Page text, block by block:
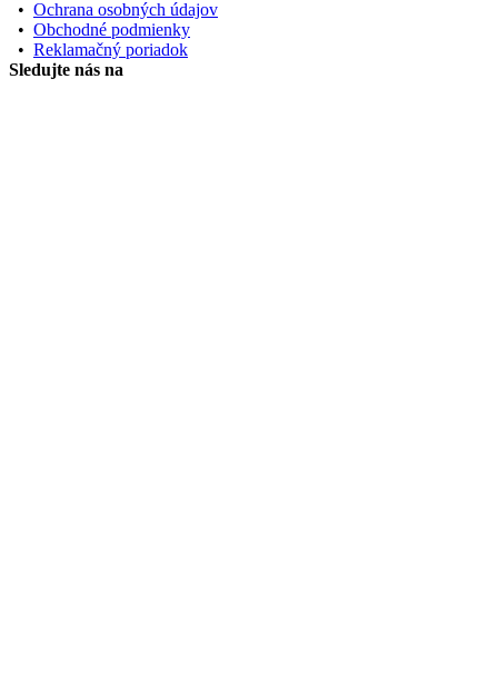
• Ochrana osobných údajov
• Obchodné podmienky
• Reklamačný poriadok
Sledujte nás na